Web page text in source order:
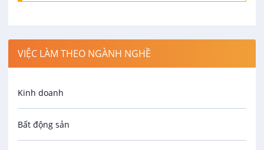
VIỆC LÀM THEO NGÀNH NGHỀ
Kinh doanh
Bất động sản